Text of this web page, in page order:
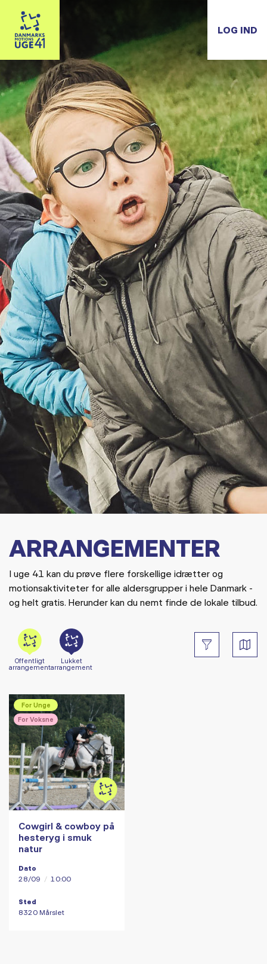
LOG IND
ARRANGEMENTER
I uge 41 kan du prøve flere forskellige idrætter og
motionsaktiviteter for alle aldersgrupper i hele Danmark -
og helt gratis. Herunder kan du nemt finde de lokale tilbud.
Offentligt
arrangement
Lukket
arrangement
For Unge
For Voksne
Cowgirl & cowboy på
hesteryg i smuk
natur
Dato
28/09 / 10:00
Sted
8320 Mårslet